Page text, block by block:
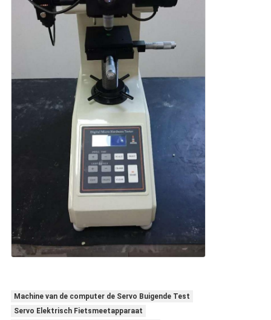
Machine van de computer de Servo Buigende Test
Servo Elektrisch Fietsmeetapparaat